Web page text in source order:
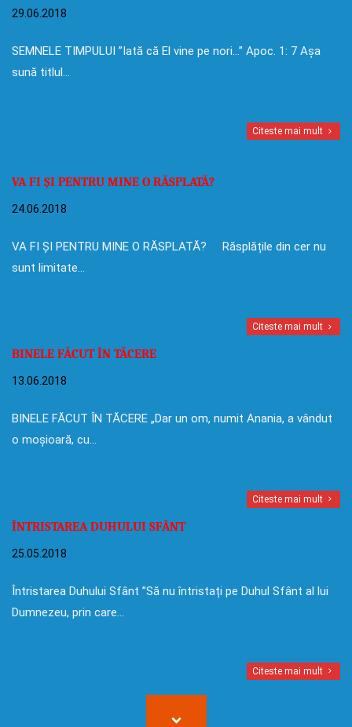
29.06.2018
SEMNELE TIMPULUI ”Iată că El vine pe nori…” Apoc. 1: 7 Așa
sună titlul…
Citeste mai mult
VA FI ȘI PENTRU MINE O RĂSPLATĂ?
24.06.2018
VA FI ȘI PENTRU MINE O RĂSPLATĂ? Răsplățile din cer nu
sunt limitate…
Citeste mai mult
BINELE FĂCUT ÎN TĂCERE
13.06.2018
BINELE FĂCUT ÎN TĂCERE „Dar un om, numit Anania, a vândut
o moșioară, cu…
Citeste mai mult
ÎNTRISTAREA DUHULUI SFÂNT
25.05.2018
Întristarea Duhului Sfânt ”Să nu întristați pe Duhul Sfânt al lui
Dumnezeu, prin care…
Citeste mai mult